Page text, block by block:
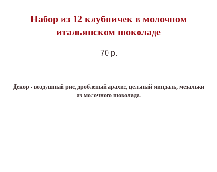
Набор из 12 клубничек в молочном
итальянском шоколаде
70 р.
Декор - воздушный рис, дробленый арахис, цельный миндаль, медальки
из молочного шоколада.